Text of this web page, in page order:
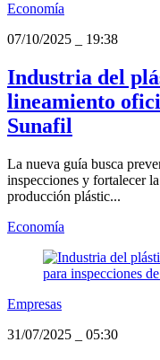
Economía
07/10/2025
19:38
Industria del
lineamiento
Sunafil
La nueva guía busca
inspecciones y fortalecer
producción plástic...
Economía
Empresas
31/07/2025
05:30